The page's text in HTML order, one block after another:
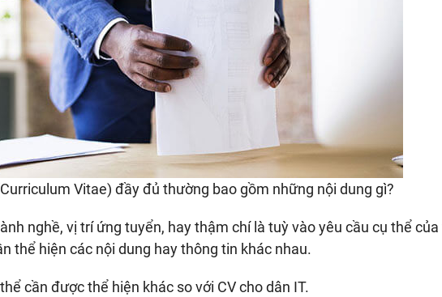
Vitae) đầy đủ thường bao gồm những nội dung gì?
nghề, vị trí ứng tuyển, hay thậm chí là tuỳ vào yêu cầu cụ thể
thể hiện các nội dung hay thông tin khác nhau.
cần được thể hiện khác so với CV cho dân IT.